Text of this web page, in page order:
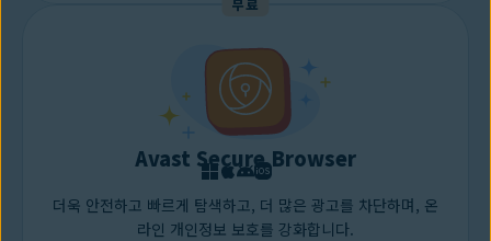
Avast Secure Browser
더욱 안전하고 빠르게 탐색하고, 더 많은 광고를 차단하며, 온
라인 개인정보 보호를 강화합니다.